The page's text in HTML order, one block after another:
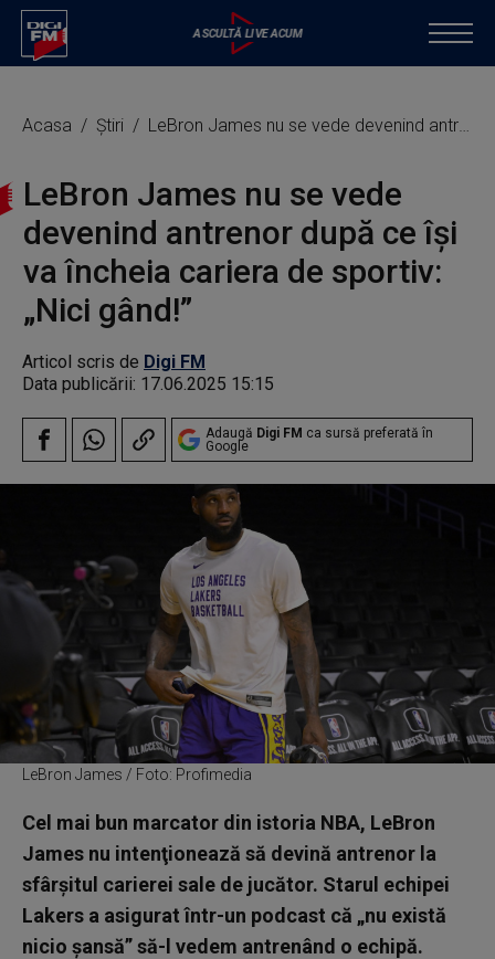
Acasa Știri LeBron James nu se vede devenind antrenor după ce îşi va încheia cariera de sportiv: „Nici gând!”
LeBron James nu se vede
devenind antrenor după ce îşi
va încheia cariera de sportiv:
„Nici gând!”
Articol scris de Digi FM
Data publicării: 17.06.2025 15:15
Adaugă Digi FM ca sursă preferată în
Google
LeBron James / Foto: Profimedia
Cel mai bun marcator din istoria NBA, LeBron
James nu intenţionează să devină antrenor la
sfârşitul carierei sale de jucător. Starul echipei
Lakers a asigurat într-un podcast că „nu există
nicio şansă” să-l vedem antrenând o echipă.